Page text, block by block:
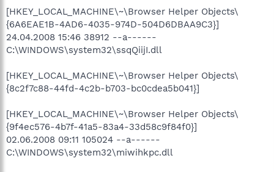
[HKEY_LOCAL_MACHINE\~\Browser Helper Objects\
{6A6EAE1B-4AD6-4035-974D-504D6DBAA9C3}]
24.04.2008 15:46 38912 --a------
C:\WINDOWS\system32\ssqQiijI.dll
[HKEY_LOCAL_MACHINE\~\Browser Helper Objects\
{8c2f7c88-44fd-4c2b-b703-bc0cdea5b041}]
[HKEY_LOCAL_MACHINE\~\Browser Helper Objects\
{9f4ec576-4b7f-41a5-83a4-33d58c9f84f0}]
02.06.2008 09:11 105024 --a------
C:\WINDOWS\system32\miwihkpc.dll